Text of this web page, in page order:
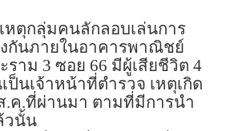
หตุกลุ่มคนลักลอบเล่นการ
กันภายในอาคารพาณิชย์
าม 3 ซอย 66 มีผู้เสียชีวิต 4
ป็นเจ้าหน้าที่ตำรวจ เหตุเกิด
.ค.ที่ผ่านมา ตามที่มีการนำ
วนั้น